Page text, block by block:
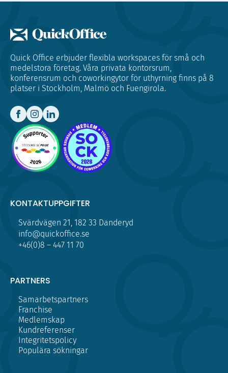
Quick Office erbjuder flexibla workspaces för små och
medelstora företag. Våra privata kontorsrum,
konferensrum och coworkingytor för uthyrning finns på 8
platser i Stockholm, Malmö och Fuengirola.
KONTAKTUPPGIFTER
Svärdvägen 21, 182 33 Danderyd
info@quickoffice.se
+46(0)8 – 447 11 70
PARTNERS
Samarbetspartners
Franchise
Medlemskap
Kundreferenser
Integritetspolicy
Populära sökningar